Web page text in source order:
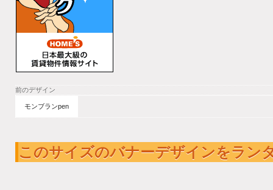
前のデザイン
モンブランpen
このサイズのバナーデザインをラン